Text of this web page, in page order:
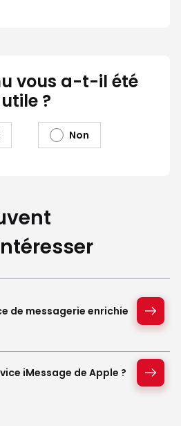
vous a-t-il été
utile ?
Non
de messagerie enrichie
iMessage de Apple ?